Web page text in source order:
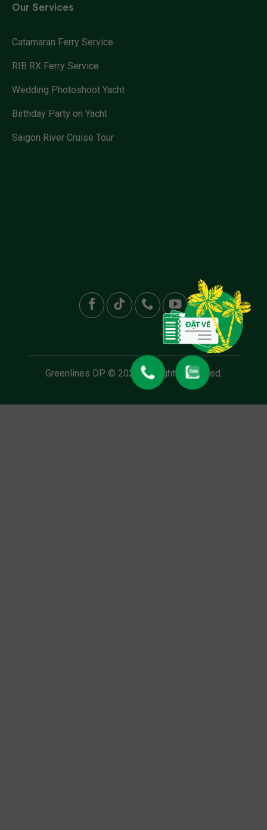
Our Services
Catamaran Ferry Service
RIB RX Ferry Service
Wedding Photoshoot Yacht
Birthday Party on Yacht
Saigon River Cruise Tour
Greenlines DP © 2025. All rights reserved.
ĐẶT VÉ